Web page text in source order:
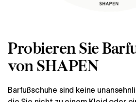
Probieren Sie
von SHAPEN
Barfußschuhe sind keine